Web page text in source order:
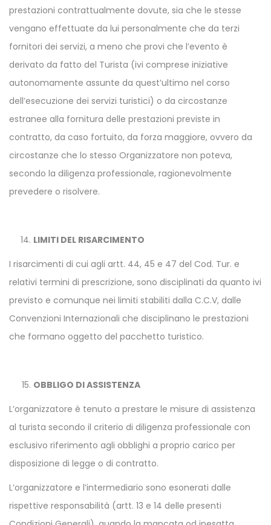
prestazioni contrattualmente dovute, sia che le stesse
vengano effettuate da lui personalmente che da terzi
fornitori dei servizi, a meno che provi che l’evento è
derivato da fatto del Turista (ivi comprese iniziative
autonomamente assunte da quest’ultimo nel corso
dell’esecuzione dei servizi turistici) o da circostanze
estranee alla fornitura delle prestazioni previste in
contratto, da caso fortuito, da forza maggiore, ovvero da
circostanze che lo stesso Organizzatore non poteva,
secondo la diligenza professionale, ragionevolmente
prevedere o risolvere.
LIMITI DEL RISARCIMENTO
I risarcimenti di cui agli artt. 44, 45 e 47 del Cod. Tur. e
relativi termini di prescrizione, sono disciplinati da quanto ivi
previsto e comunque nei limiti stabiliti dalla C.C.V, dalle
Convenzioni Internazionali che disciplinano le prestazioni
che formano oggetto del pacchetto turistico.
OBBLIGO DI ASSISTENZA
L’organizzatore è tenuto a prestare le misure di assistenza
al turista secondo il criterio di diligenza professionale con
esclusivo riferimento agli obblighi a proprio carico per
disposizione di legge o di contratto.
L’organizzatore e l’intermediario sono esonerati dalle
rispettive responsabilità (artt. 13 e 14 delle presenti